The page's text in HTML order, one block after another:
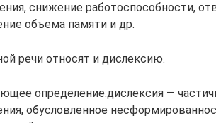
снижение работоспособности,
объема памяти и др.
речи относят и дислексию.
определение:дислексия —
обусловленное